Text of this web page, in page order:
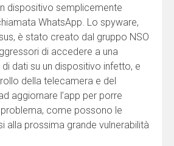
dispositivo semplicemente
WhatsApp. Lo spyware,
è stato creato dal gruppo NSO
di accedere a una
dati su un dispositivo infetto, e
della telecamera e del
aggiornare l’app per porre
come possono le
alla prossima grande vulnerabilità